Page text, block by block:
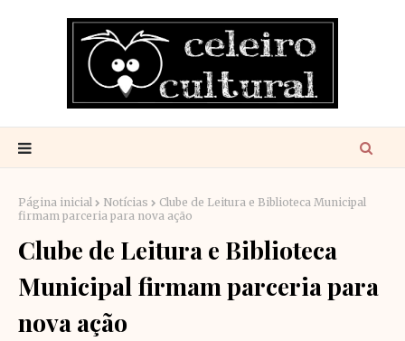
Página inicial Notícias
Clube de Leitura e Biblioteca Municipal
firmam parceria para nova ação
Clube de Leitura e Biblioteca
Municipal firmam parceria para
nova ação